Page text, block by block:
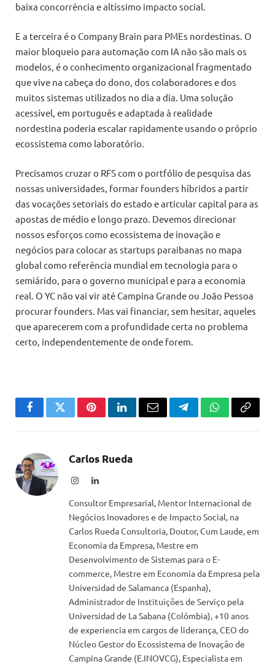
baixa concorrência e altíssimo impacto social.
E a terceira é o Company Brain para PMEs nordestinas. O
maior bloqueio para automação com IA não são mais os
modelos, é o conhecimento organizacional fragmentado
que vive na cabeça do dono, dos colaboradores e dos
muitos sistemas utilizados no dia a dia. Uma solução
acessível, em português e adaptada à realidade
nordestina poderia escalar rapidamente usando o próprio
ecossistema como laboratório.
Precisamos cruzar o RFS com o portfólio de pesquisa das
nossas universidades, formar founders híbridos a partir
das vocações setoriais do estado e articular capital para as
apostas de médio e longo prazo. Devemos direcionar
nossos esforços como ecossistema de inovação e
negócios para colocar as startups paraibanas no mapa
global como referência mundial em tecnologia para o
semiárido, para o governo municipal e para a economia
real. O YC não vai vir até Campina Grande ou João Pessoa
procurar founders. Mas vai financiar, sem hesitar, aqueles
que aparecerem com a profundidade certa no problema
certo, independentemente de onde forem.
FacebookTwitterPinterestLinkedInEmail TelegramWhatsApp
Copiar
Carlos Rueda
InstagramLinkedIn
Consultor Empresarial, Mentor Internacional de
Negócios Inovadores e de Impacto Social, na
Carlos Rueda Consultoria, Doutor, Cum Laude, em
Economia da Empresa, Mestre em
Desenvolvimento de Sistemas para o E-
commerce, Mestre em Economia da Empresa pela
Universidad de Salamanca (Espanha),
Administrador de Instituições de Serviço pela
Universidad de La Sabana (Colômbia), +10 anos
de experiencia em cargos de liderança, CEO do
Núcleo Gestor do Ecossistema de Inovação de
Campina Grande (E.INOVCG), Especialista em